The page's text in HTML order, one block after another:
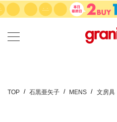
カテゴリーから探す
KIDS
カテゴリ
サイズ
TOP 石黒亜矢子 MENS 文房具